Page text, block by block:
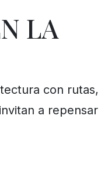
LA
con rutas,
a repensar